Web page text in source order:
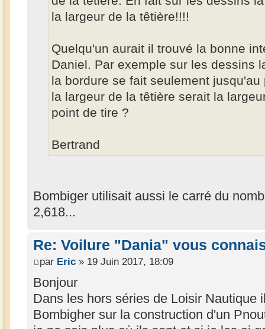
la largeur de la têtière!!!!
Quelqu'un aurait il trouvé la bonne
Daniel. Par exemple sur les dessins
la bordure se fait seulement
la largeur de la têtière serait la
point de tire ?
Bertrand
Bombiger utilisait aussi le carré du
2,618...
Re: Voilure "Dania" vous
par Eric » 19 Juin 2017, 18:09
Bonjour
Dans les hors séries de Loisir Nautique
Bombigher sur la construction d'un